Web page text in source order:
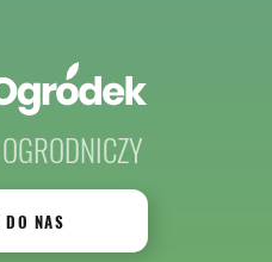
NAS